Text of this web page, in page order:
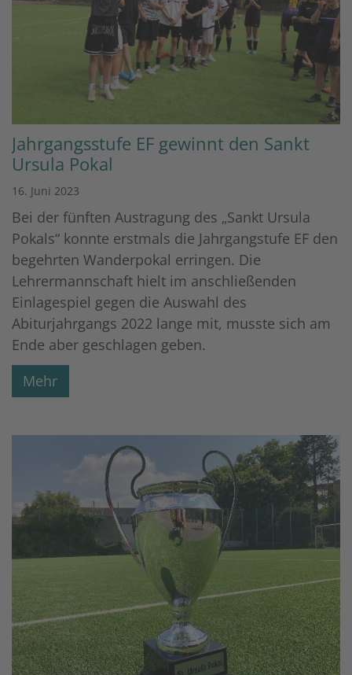
Jahrgangsstufe EF gewinnt den Sankt
Ursula Pokal
16. Juni 2023
Bei der fünften Austragung des „Sankt Ursula
Pokals“ konnte erstmals die Jahrgangstufe EF den
begehrten Wanderpokal erringen. Die
Lehrermannschaft hielt im anschließenden
Einlagespiel gegen die Auswahl des
Abiturjahrgangs 2022 lange mit, musste sich am
Ende aber geschlagen geben.
Mehr